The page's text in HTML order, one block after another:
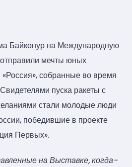
Байконур на Международную
мечты юных
собранные во время
пуска ракеты с
стали молодые люди
победившие в проекте
Первых».
на Выставке, когда-